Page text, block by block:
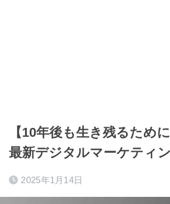
【10年後も生き残るため
最新デジタルマーケティ
2025年1月14日